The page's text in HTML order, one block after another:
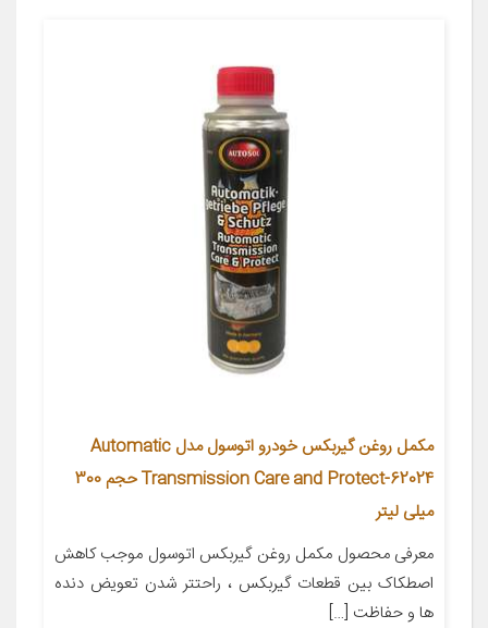
مکمل روغن گیربکس خودرو اتوسول مدل Automatic
Transmission Care and Protect-62024 حجم 300
میلی لیتر
معرفی محصول مکمل روغن گیربکس اتوسول موجب کاهش
اصطکاک بین قطعات گیربکس ، راحتتر شدن تعویض دنده
ها و حفاظت […]